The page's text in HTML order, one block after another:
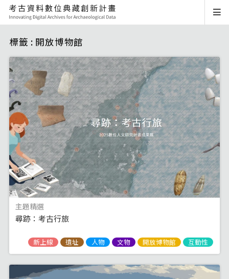
標籤 : 開放博物館
主題精選
尋跡：考古行旅
新上線 遺址 人物 文物 開放博物館 互動性